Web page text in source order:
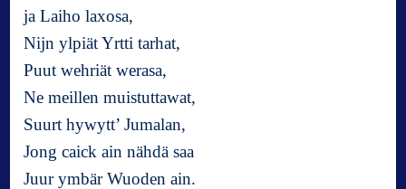
ja Laiho laxosa,
Nijn ylpiät Yrtti tarhat,
Puut wehriät werasa,
Ne meillen muistuttawat,
Suurt hywytt’ Jumalan,
Jong caick ain nähdä saa
Juur ymbär Wuoden ain.